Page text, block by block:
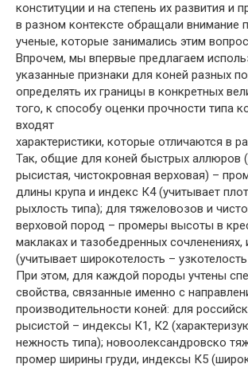
конституции и на степень их развития и
в разном контексте обращали внимание
ученые, которые занимались этим
Впрочем, мы впервые предлагаем
указанные признаки для коней разных
определять их границы в конкретных
того, к способу оценки прочности типа
входят
характеристики, которые отличаются в
Так, общие для коней быстрых аллюров
рысистая, чистокровная верховая) –
длины крупа и индекс К4 (учитывает
рыхлость типа); для тяжеловозов и
верховой пород – промеры высоты в
маклаках и тазобедренных сочленениях,
(учитывает широкотелость –
При этом, для каждой породы учтены
свойства, связанные именно с
производительности коней: для
рысистой – индексы К1, К2
нежность типа); новоолександровско
промер ширины груди, индексы К5